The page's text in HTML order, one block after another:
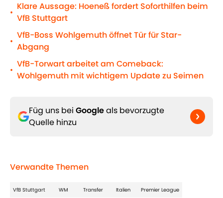
•
Klare Aussage: Hoeneß fordert Soforthilfen beim
VfB Stuttgart
•
VfB-Boss Wohlgemuth öffnet Tür für Star-
Abgang
•
VfB-Torwart arbeitet am Comeback:
Wohlgemuth mit wichtigem Update zu Seimen
Füg uns bei Googleals bevorzugte
Quelle hinzu
Verwandte Themen
VfB Stuttgart WM Transfer Italien Premier League